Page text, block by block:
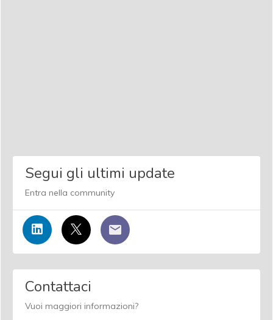
Segui gli ultimi update
Entra nella community
Contattaci
Vuoi maggiori informazioni?